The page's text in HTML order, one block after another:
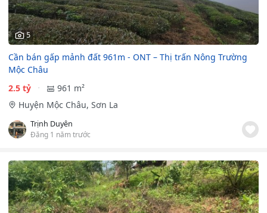
5
Cần bán gấp mảnh đất 961m - ONT – Thị trấn Nông Trường
Mộc Châu
2.5 tỷ
961 m²
Huyện Mộc Châu, Sơn La
Trịnh Duyên
Đăng 1 năm trước